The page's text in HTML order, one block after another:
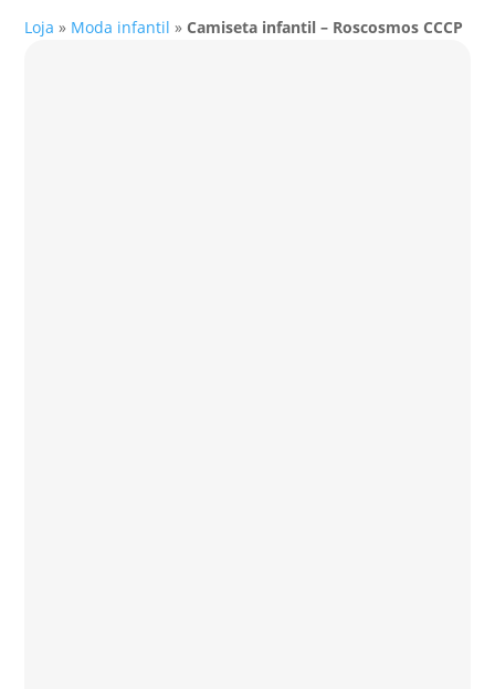
Loja » Moda infantil »Camiseta infantil – Roscosmos CCCP